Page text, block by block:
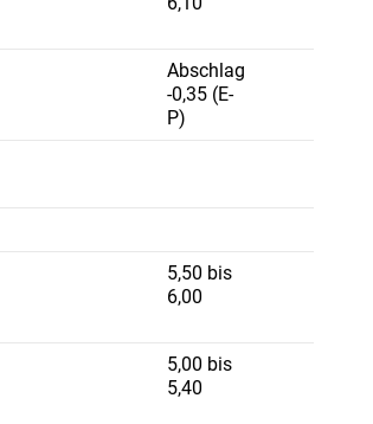
Abschlag
-0,35 (E-
P)
5,50 bis
6,00
5,00 bis
5,40